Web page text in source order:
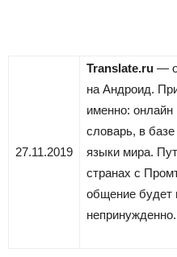
27.11.2019
Translate.ru —
на Андроид.
именно: онлайн
словарь, в
языки мира.
странах с
общение будет
непринужденно.